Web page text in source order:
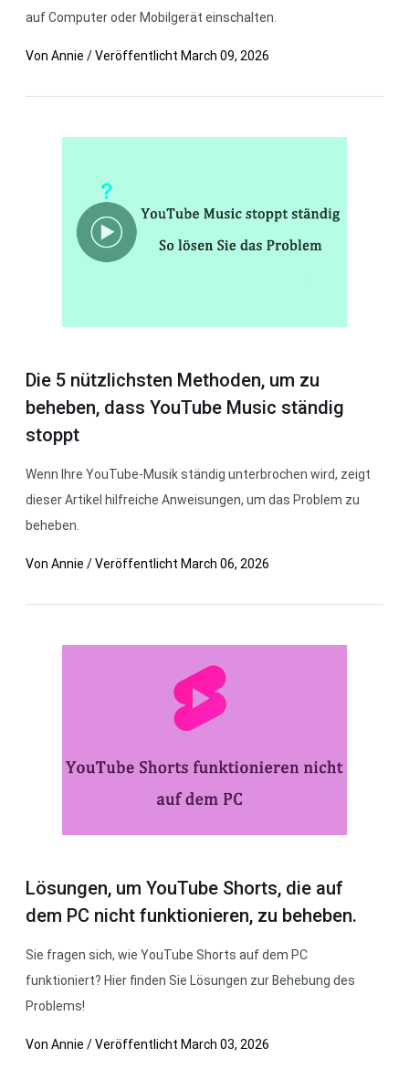
auf Computer oder Mobilgerät einschalten.
Von Annie /Veröffentlicht March 09, 2026
Die 5 nützlichsten Methoden, um zu
beheben, dass YouTube Music ständig
stoppt
Wenn Ihre YouTube-Musik ständig unterbrochen wird, zeigt
dieser Artikel hilfreiche Anweisungen, um das Problem zu
beheben.
Von Annie /Veröffentlicht March 06, 2026
Lösungen, um YouTube Shorts, die auf
dem PC nicht funktionieren, zu beheben.
Sie fragen sich, wie YouTube Shorts auf dem PC
funktioniert? Hier finden Sie Lösungen zur Behebung des
Problems!
Von Annie /Veröffentlicht March 03, 2026